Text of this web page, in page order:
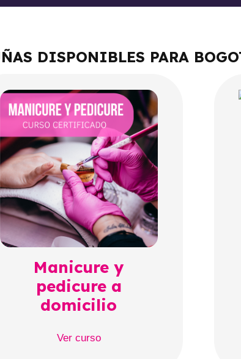
DISPONIBLES PARA
Manicure y
pedicure a
domicilio
Ver curso